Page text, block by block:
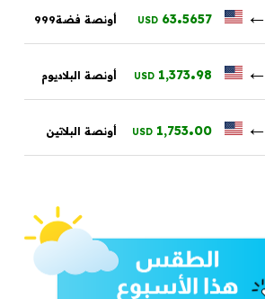
←
63.5657
USD أونصة فضة999
←
1,373.98
USD أونصة البلاديوم
←
1,753.00
USD أونصة البلاتين